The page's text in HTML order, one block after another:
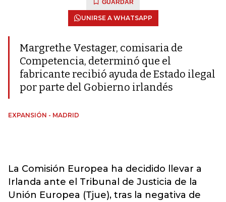
GUARDAR
UNIRSE A WHATSAPP
Margrethe Vestager, comisaria de
Competencia, determinó que el
fabricante recibió ayuda de Estado ilegal
por parte del Gobierno irlandés
EXPANSIÓN - MADRID
La Comisión Europea ha decidido llevar a
Irlanda ante el Tribunal de Justicia de la
Unión Europea (Tjue), tras la negativa de